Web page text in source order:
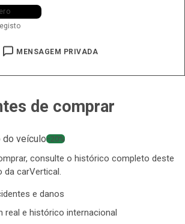
MENSAGEM PRIVADA
de comprar
veículo−20%
consulte o histórico completo deste
da carVertical.
e danos
real e histórico internacional